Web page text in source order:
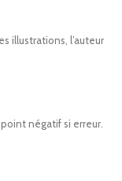
illustrations, l’auteur
négatif si erreur.